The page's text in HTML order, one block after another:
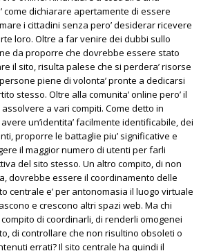
come dichiarare apertamente di essere
i cittadini senza pero’ desiderar ricevere
loro. Oltre a far venire dei dubbi sullo
da proporre che dovrebbe essere stato
il sito, risulta palese che si perdera’ risorse
piene di volonta’ pronte a dedicarsi
stesso. Oltre alla comunita’ online pero’ il
a vari compiti. Come detto in
un’identita’ facilmente identificabile, dei
proporre le battaglie piu’ significative e
il maggior numero di utenti per farli
del sito stesso. Un altro compito, di non
dovrebbe essere il coordinamento delle
centrale e’ per antonomasia il luogo virtuale
e crescono altri spazi web. Ma chi
di coordinarli, di renderli omogenei
di controllare che non risultino obsoleti o
errati? Il sito centrale ha quindi il